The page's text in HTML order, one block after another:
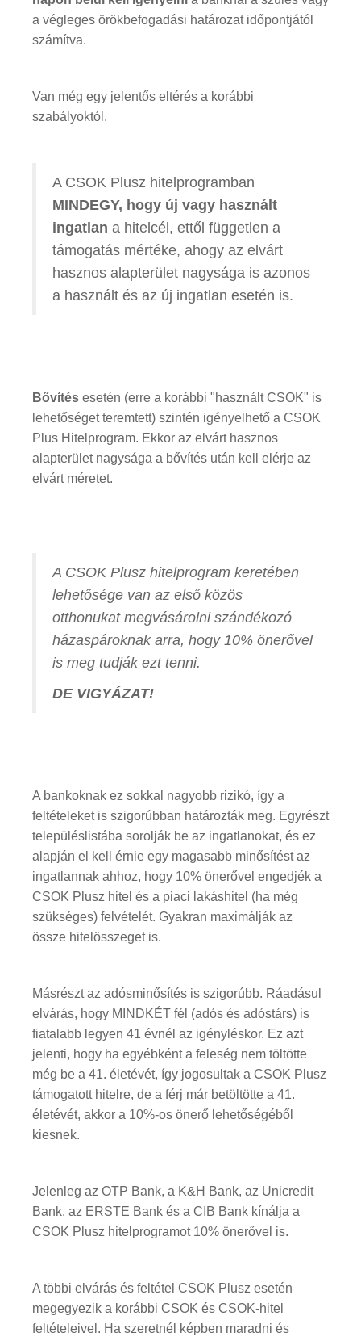
a végleges örökbefogadási határozat időpontjától
számítva.
Van még egy jelentős eltérés a korábbi
szabályoktól.
A CSOK Plusz hitelprogramban
MINDEGY, hogy új vagy használt
ingatlan a hitelcél, ettől független a
támogatás mértéke, ahogy az elvárt
hasznos alapterület nagysága is azonos
a használt és az új ingatlan esetén is.
Bővítés esetén (erre a korábbi "használt CSOK" is
lehetőséget teremtett) szintén igényelhető a CSOK
Plus Hitelprogram. Ekkor az elvárt hasznos
alapterület nagysága a bővítés után kell elérje az
elvárt méretet.
A CSOK Plusz hitelprogram keretében
lehetősége van az első közös
otthonukat megvásárolni szándékozó
házaspároknak arra, hogy 10% önerővel
is meg tudják ezt tenni.
DE VIGYÁZAT!
A bankoknak ez sokkal nagyobb rizikó, így a
feltételeket is szigorúbban határozták meg. Egyrészt
településlistába sorolják be az ingatlanokat, és ez
alapján el kell érnie egy magasabb minősítést az
ingatlannak ahhoz, hogy 10% önerővel engedjék a
CSOK Plusz hitel és a piaci lakáshitel (ha még
szükséges) felvételét. Gyakran maximálják az
össze hitelösszeget is.
Másrészt az adósminősítés is szigorúbb. Ráadásul
elvárás, hogy MINDKÉT fél (adós és adóstárs) is
fiatalabb legyen 41 évnél az igényléskor. Ez azt
jelenti, hogy ha egyébként a feleség nem töltötte
még be a 41. életévét, így jogosultak a CSOK Plusz
támogatott hitelre, de a férj már betöltötte a 41.
életévét, akkor a 10%-os önerő lehetőségéből
kiesnek.
Jelenleg az OTP Bank, a K&H Bank, az Unicredit
Bank, az ERSTE Bank és a CIB Bank kínálja a
CSOK Plusz hitelprogramot 10% önerővel is.
A többi elvárás és feltétel CSOK Plusz esetén
megegyezik a korábbi CSOK és CSOK-hitel
feltételeivel. Ha szeretnél képben maradni és